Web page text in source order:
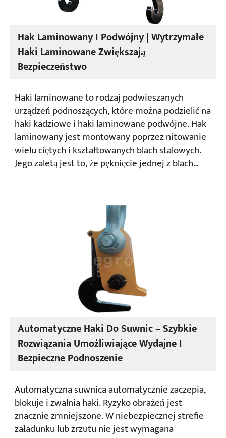
Hak Laminowany I Podwójny | Wytrzymałe
Haki Laminowane Zwiększają
Bezpieczeństwo
Haki laminowane to rodzaj podwieszanych
urządzeń podnoszących, które można podzielić na
haki kadziowe i haki laminowane podwójne. Hak
laminowany jest montowany poprzez nitowanie
wielu ciętych i kształtowanych blach stalowych.
Jego zaletą jest to, że pęknięcie jednej z blach
bezpieczeństwo. Hak laminowany jest bardziej
odpowiedni do urządzeń podnoszących o dużym
udźwigu oraz w branżach, w których występują
materiały stopione w wysokiej temperaturze.
Automatyczne Haki Do Suwnic – Szybkie
Rozwiązania Umożliwiające Wydajne I
Bezpieczne Podnoszenie
Automatyczna suwnica automatycznie zaczepia,
blokuje i zwalnia haki. Ryzyko obrażeń jest
znacznie zmniejszone. W niebezpiecznej strefie
załadunku lub zrzutu nie jest wymagana